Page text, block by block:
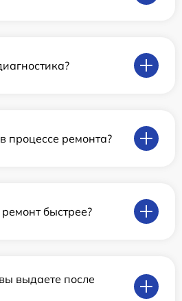
процессе ремонта?
быстрее?
выдаете после